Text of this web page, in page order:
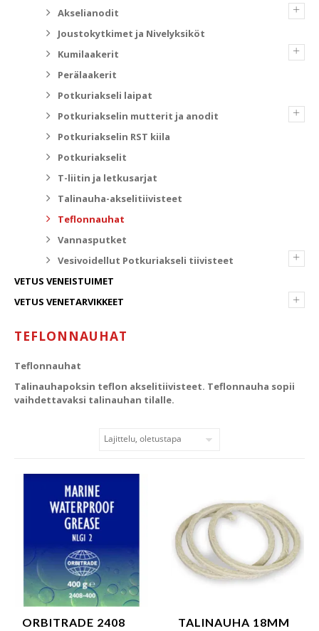
+
Akselianodit
Joustokytkimet ja Nivelyksiköt
+
Kumilaakerit
Perälaakerit
Potkuriakseli laipat
+
Potkuriakselin mutterit ja anodit
Potkuriakselin RST kiila
Potkuriakselit
T-liitin ja letkusarjat
Talinauha-akselitiivisteet
Teflonnauhat
Vannasputket
+
Vesivoidellut Potkuriakseli tiivisteet
VETUS VENEISTUIMET
+
VETUS VENETARVIKKEET
TEFLONNAUHAT
Teflonnauhat
Talinauhapoksin teflon akselitiivisteet. Teflonnauha sopii
vaihdettavaksi talinauhan tilalle.
ORBITRADE 2408
TALINAUHA 18MM